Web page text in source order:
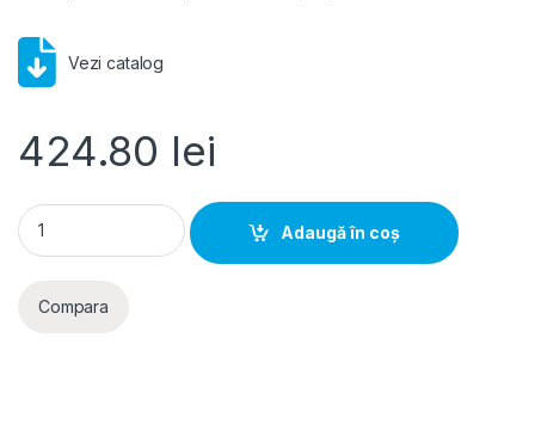
Vezi catalog
424.80 lei
Berker- Termostat analogic 230V (mecanism + tasta
Adaugă în coș
Compara